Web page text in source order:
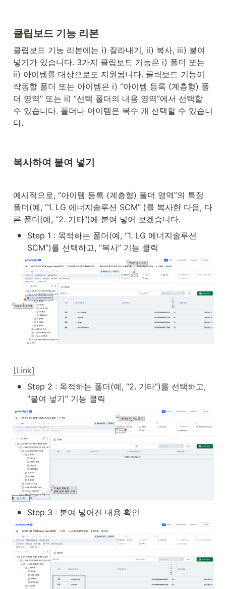
클립보드 기능 리본
클립보드 기능 리본에는 i) 잘라내기, ii) 복사, iii) 붙여
넣기가 있습니다. 3가지 클립보드 기능은 i) 폴더 또는
ii) 아이템를 대상으로도 지원됩니다. 클릭보드 기능이
작동할 폴더 또는 아이템은 i) “아이템 등록 (계층형) 폴
더 영역” 또는 ii) “선택 폴더의 내용 영역”에서 선택할
수 있습니다. 폴더나 아이템은 복수 개 선택할 수 있습니
다.
복사하여 붙여 넣기
예시적으로, “아이템 등록 (계층형) 폴더 영역”의 특정
폴더(예, “1. LG 에너지솔루션 SCM” )를 복사한 다음, 다
른 폴더(예, “2. 기타”)에 붙여 넣어 보겠습니다.
•
Step 1 : 목적하는 폴더(예, “1. LG 에너지솔루션
SCM”)를 선택하고, “복사” 기능 클릭
[Link]
•
Step 2 : 목적하는 폴더(예, “2. 기타”)를 선택하고,
“붙여 넣기” 기능 클릭
• Step 3 : 붙여 넣어진 내용 확인